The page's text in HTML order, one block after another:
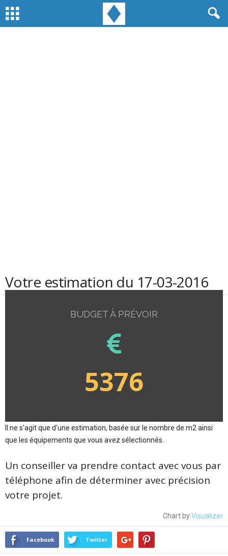
Votre estimation du 17-03-2016
BUDGET À PRÉVOIR
5376
Il ne s'agit que d'une estimation, basée sur le nombre de m2 ainsi
que les équipements que vous avez sélectionnés.
Un conseiller va prendre contact avec vous par
téléphone afin de déterminer avec précision
votre projet.
Chart byVisualizer
Facebook Twitter